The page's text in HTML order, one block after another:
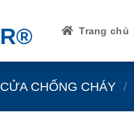
Trang chủ
CỬA CHỐNG CHÁY /